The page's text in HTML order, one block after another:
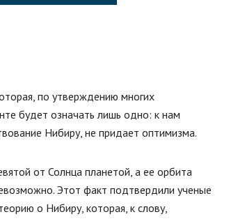
по утверждению многих
будет означать лишь одно: к нам
Нибиру, не придает оптимизма.
от Солнца планетой, а ее орбита
Этот факт подтвердили ученые
о Нибиру, которая, к слову,